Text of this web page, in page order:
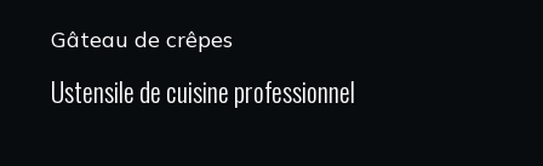
Gâteau de crêpes
Ustensile de cuisine professionnel